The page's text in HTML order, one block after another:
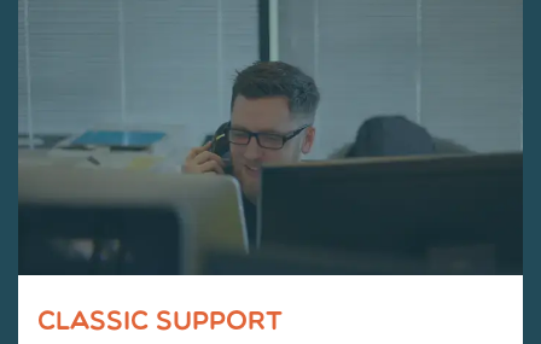
CLASSIC SUPPORT